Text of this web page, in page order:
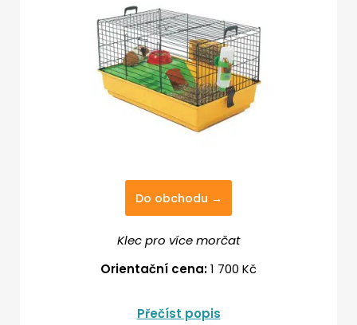
Do obchodu →
Klec pro více morčat
Orientační cena:1 700 Kč
Přečíst popis